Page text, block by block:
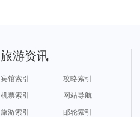
旅游资讯
宾馆索引
攻略索引
机票索引
网站导航
旅游索引
邮轮索引